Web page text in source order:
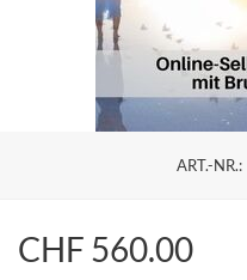
ART.-NR.:
CHF 560.00